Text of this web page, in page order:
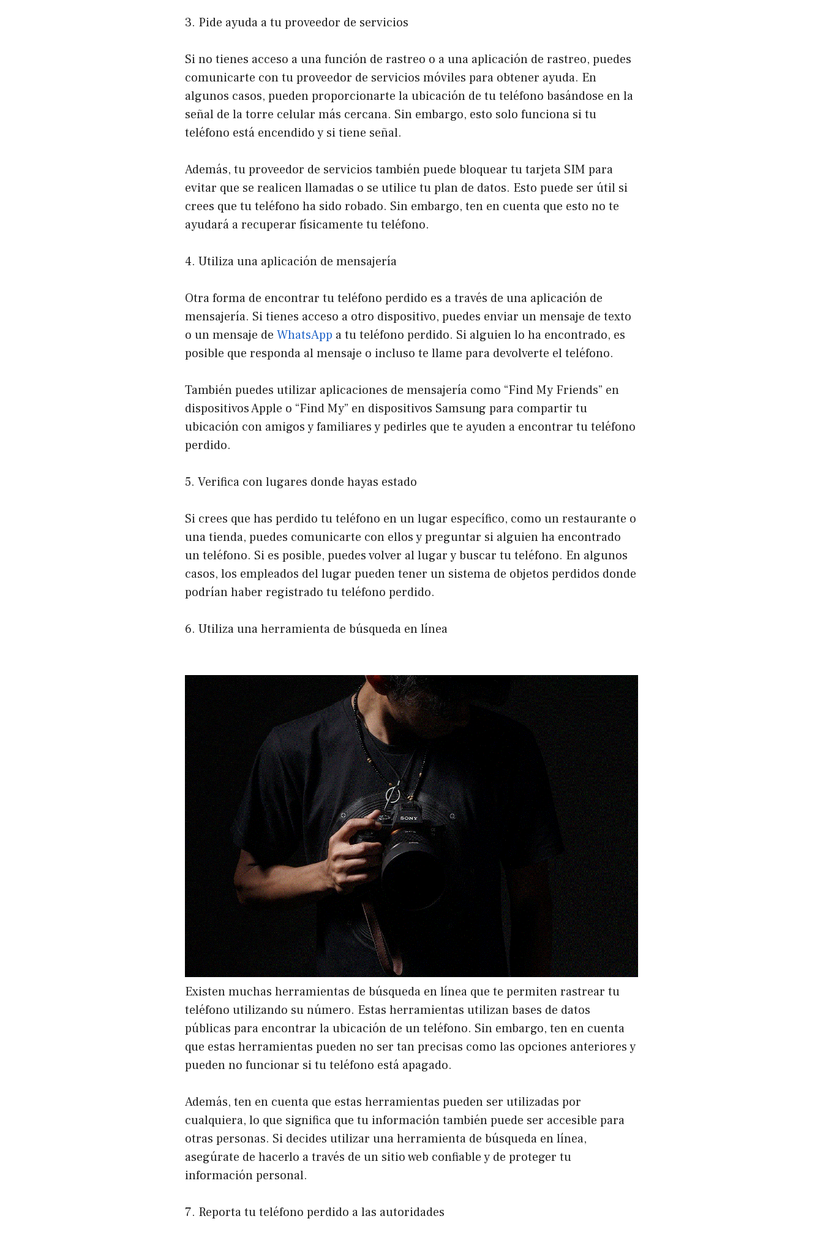
3. Pide ayuda a tu proveedor de servicios
Si no tienes acceso a una función de rastreo o a una aplicación de rastreo, puedes
comunicarte con tu proveedor de servicios móviles para obtener ayuda. En
algunos casos, pueden proporcionarte la ubicación de tu teléfono basándose en la
señal de la torre celular más cercana. Sin embargo, esto solo funciona si tu
teléfono está encendido y si tiene señal.
Además, tu proveedor de servicios también puede bloquear tu tarjeta SIM para
evitar que se realicen llamadas o se utilice tu plan de datos. Esto puede ser útil si
crees que tu teléfono ha sido robado. Sin embargo, ten en cuenta que esto no te
ayudará a recuperar físicamente tu teléfono.
4. Utiliza una aplicación de mensajería
Otra forma de encontrar tu teléfono perdido es a través de una aplicación de
mensajería. Si tienes acceso a otro dispositivo, puedes enviar un mensaje de texto
o un mensaje de WhatsApp a tu teléfono perdido. Si alguien lo ha encontrado, es
posible que responda al mensaje o incluso te llame para devolverte el teléfono.
También puedes utilizar aplicaciones de mensajería como “Find My Friends” en
dispositivos Apple o “Find My” en dispositivos Samsung para compartir tu
ubicación con amigos y familiares y pedirles que te ayuden a encontrar tu teléfono
perdido.
5. Verifica con lugares donde hayas estado
Si crees que has perdido tu teléfono en un lugar específico, como un restaurante o
una tienda, puedes comunicarte con ellos y preguntar si alguien ha encontrado
un teléfono. Si es posible, puedes volver al lugar y buscar tu teléfono. En algunos
casos, los empleados del lugar pueden tener un sistema de objetos perdidos donde
podrían haber registrado tu teléfono perdido.
6. Utiliza una herramienta de búsqueda en línea
Existen muchas herramientas de búsqueda en línea que te permiten rastrear tu
teléfono utilizando su número. Estas herramientas utilizan bases de datos
públicas para encontrar la ubicación de un teléfono. Sin embargo, ten en cuenta
que estas herramientas pueden no ser tan precisas como las opciones anteriores y
pueden no funcionar si tu teléfono está apagado.
Además, ten en cuenta que estas herramientas pueden ser utilizadas por
cualquiera, lo que significa que tu información también puede ser accesible para
otras personas. Si decides utilizar una herramienta de búsqueda en línea,
asegúrate de hacerlo a través de un sitio web confiable y de proteger tu
información personal.
7. Reporta tu teléfono perdido a las autoridades